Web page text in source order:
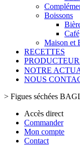
Boissons
Maison et
RECETTES
NOTRE
NOUS
> Figues séchées
Accès direct
Commander
Mon compte
Contact